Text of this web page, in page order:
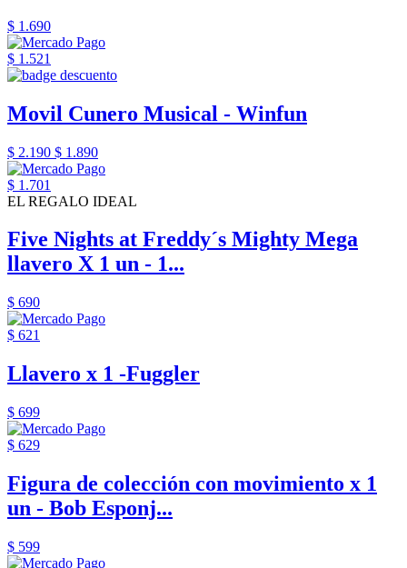
$ 1.690
$ 1.521
Movil Cunero Musical - Winfun
$ 2.190 $ 1.890
$ 1.701
EL REGALO IDEAL
Five Nights at Freddy´s Mighty Mega
llavero X 1 un - 1...
$ 690
$ 621
Llavero x 1 -Fuggler
$ 699
$ 629
Figura de colección con movimiento x 1
un - Bob Esponj...
$ 599